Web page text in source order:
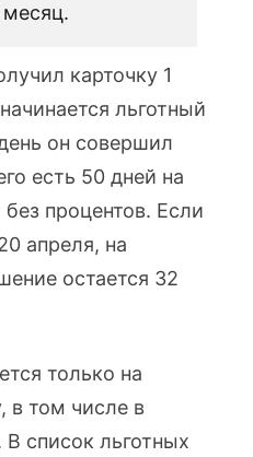
карточку 1
льготный
он совершил
есть 50 дней на
процентов. Если
апреля, на
остается 32
только на
в том числе в
В список льготных